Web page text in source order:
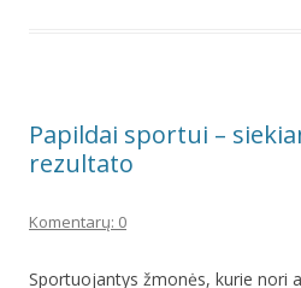
Papildai sportui –
rezultato
Komentarų: 0
Sportuojantys žmonės, kurie nori